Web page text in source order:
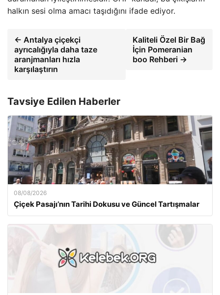
halkın sesi olma amacı taşıdığını ifade ediyor.
← Antalya çiçekçi
ayrıcalığıyla daha taze
aranjmanları hızla
karşılaştırın
Kaliteli Özel Bir Bağ
İçin Pomeranian
boo Rehberi →
Tavsiye Edilen Haberler
08/08/2026
Çiçek Pasajı’nın Tarihi Dokusu ve Güncel Tartışmalar